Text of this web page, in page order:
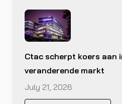
Ctac scherpt koers aan
veranderende markt
July 21, 2026